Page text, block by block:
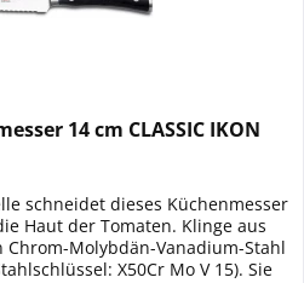
14 cm CLASSIC IKON
schneidet dieses Küchenmesser
Haut der Tomaten. Klinge aus
Molybdän-Vanadium-Stahl
X50Cr Mo V 15). Sie